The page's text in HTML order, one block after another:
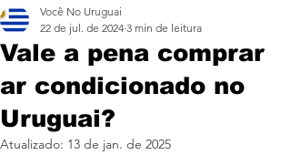
Vale a pena comprar
ar condicionado no
Uruguai?
Você No Uruguai
22 de jul. de 2024 3 min de leitura
Atualizado: 13 de jan. de 2025